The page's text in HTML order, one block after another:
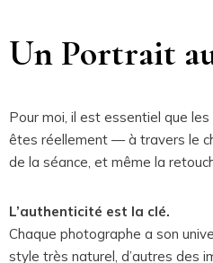
Un Portrait
Pour moi, il est essentiel que
êtes réellement — à travers le
de la séance, et même la
L’authenticité est la clé.
Chaque photographe a son
style très naturel, d’autres des